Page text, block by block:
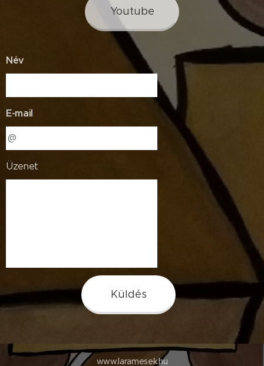
Youtube
Név
E-mail
Üzenet
Küldés
www.laramesek.hu